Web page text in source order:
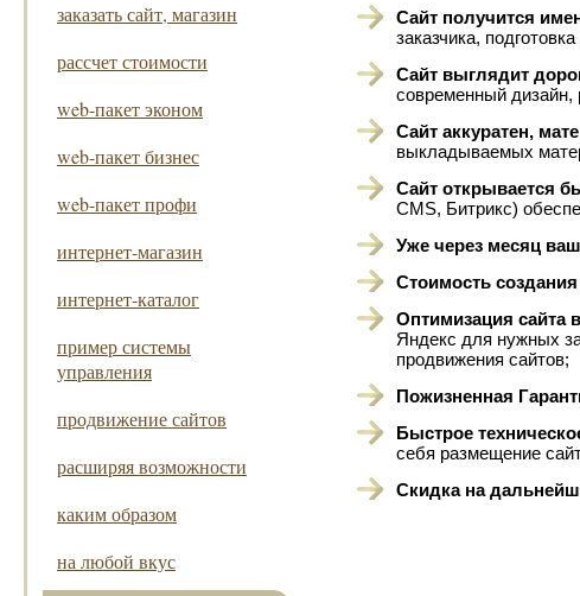
заказать сайт, магазин
рассчет стоимости
web-пакет эконом
web-пакет бизнес
web-пакет профи
интернет-магазин
интернет-каталог
пример системы
управления
продвижение сайтов
расширяя возможности
каким образом
на любой вкус
Сайт получится
заказчика,
Сайт выглядит
современный
Сайт аккуратен,
выкладываемых
Сайт открывается
CMS, Битрикс)
Уже через месяц
Стоимость создания
Оптимизация сайта
Яндекс для нужных
продвижения сайтов;
Пожизненная
Быстрое
себя размещение
Скидка на